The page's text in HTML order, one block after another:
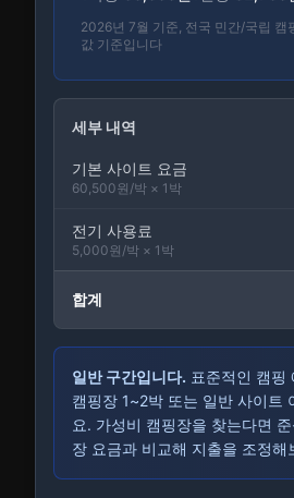
2026년 7월 기준, 전국 민간/국립 캠
값 기준입니다
세부 내역
기본 사이트 요금
60,500원/박 × 1박
전기 사용료
5,000원/박 × 1박
합계
일반 구간입니다. 표준적인 캠핑
캠핑장 1~2박 또는 일반 사이트
요. 가성비 캠핑장을 찾는다면
장 요금과 비교해 지출을 조정해